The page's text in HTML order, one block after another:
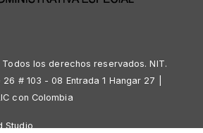
los derechos reservados. NIT.
# 103 - 08 Entrada 1 Hangar 27 |
con Colombia
Studio